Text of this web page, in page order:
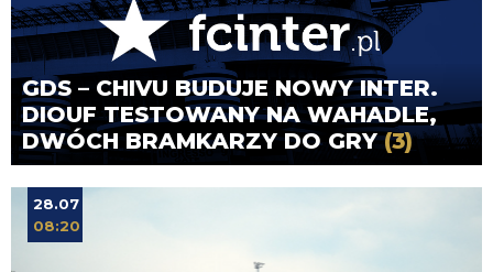
GDS – CHIVU BUDUJE NOWY INTER.
DIOUF TESTOWANY NA WAHADLE,
DWÓCH BRAMKARZY DO GRY(3)
28.07
08:20